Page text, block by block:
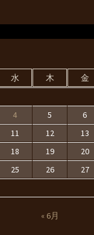
水 木 金
4 5 6
11 12 13
18 19 20
25 26 27
« 6月